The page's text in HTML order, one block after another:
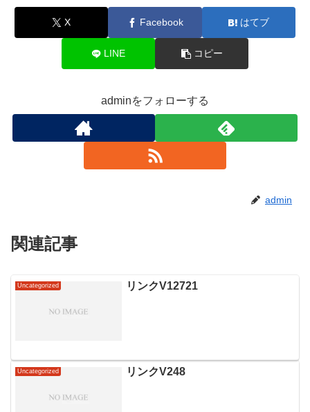
X Facebook はてブ
LINE コピー
adminをフォローする
admin
関連記事
Uncategorized リンクV12721
Uncategorized リンクV248